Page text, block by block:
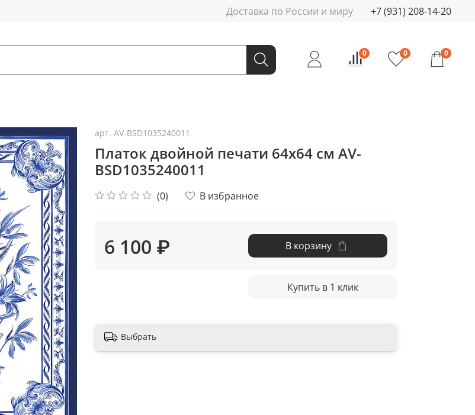
Доставка по России и миру +7 (931) 208-14-20
0 0 0
арт. AV-BSD1035240011
Платок двойной печати 64x64 см AV-
BSD1035240011
(0) В избранное
6 100 ₽ В корзину
Купить в 1 клик
Выбрать